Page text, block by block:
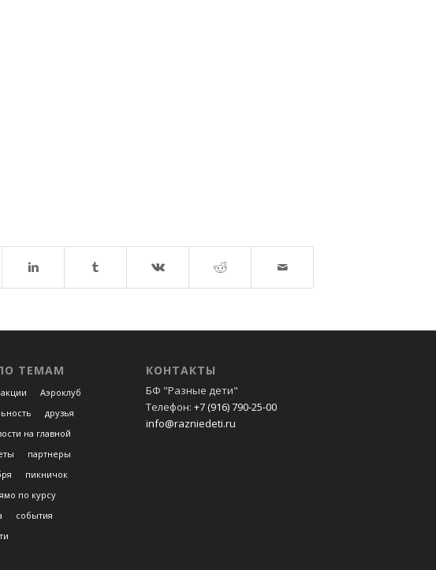
ТЕМАМ
акции
Аэроклуб
друзья
на главной
партнеры
пикничок
по курсу
события
КОНТАКТЫ
БФ "Разные дети"
Телефон: +7 (916) 790-25-00
info@razniedeti.ru